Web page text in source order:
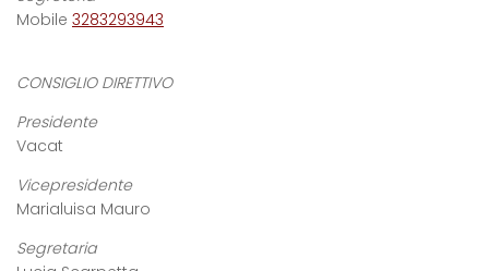
Mobile 3283293943
CONSIGLIO DIRETTIVO
Presidente
Vacat
Vicepresidente
Marialuisa Mauro
Segretaria